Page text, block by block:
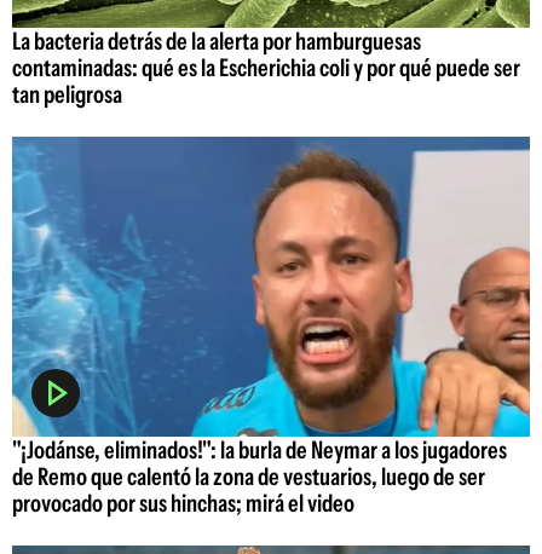
La bacteria detrás de la alerta por hamburguesas
contaminadas: qué es la Escherichia coli y por qué puede ser
tan peligrosa
"¡Jodánse, eliminados!": la burla de Neymar a los jugadores
de Remo que calentó la zona de vestuarios, luego de ser
provocado por sus hinchas; mirá el video